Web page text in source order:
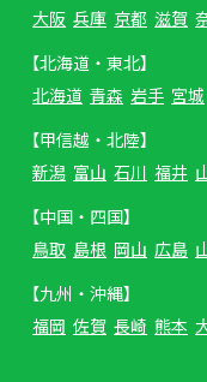
大阪 兵庫 京都 滋賀
【北海道・東北】
北海道 青森 岩手 宮城
【甲信越・北陸】
新潟 富山 石川 福井
【中国・四国】
鳥取 島根 岡山 広島
【九州・沖縄】
福岡 佐賀 長崎 熊本